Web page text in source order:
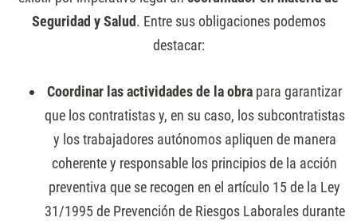
Seguridad y Salud. Entre sus obligaciones podemos
destacar:
Coordinar las actividades de la obra para garantizar
que los contratistas y, en su caso, los subcontratistas
y los trabajadores autónomos apliquen de manera
coherente y responsable los principios de la acción
preventiva que se recogen en el artículo 15 de la Ley
31/1995 de Prevención de Riesgos Laborales durante